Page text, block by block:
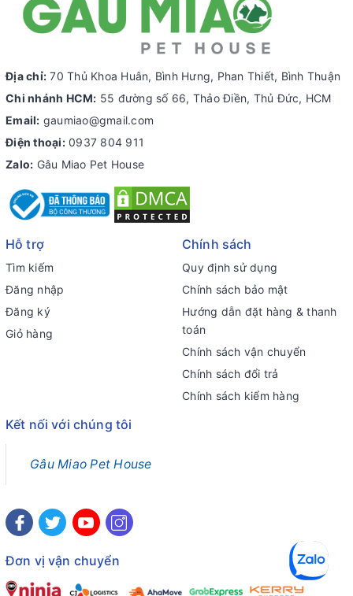
Địa chỉ: 70 Thủ Khoa Huân, Bình Hưng, Phan Thiết, Bình Thuận
Chi nhánh HCM: 55 đường số 66, Thảo Điền, Thủ Đức, HCM
Email: gaumiao@gmail.com
Điện thoại: 0937 804 911
Zalo: Gâu Miao Pet House
Hỗ trợ
Tìm kiếm
Đăng nhập
Đăng ký
Giỏ hàng
Chính sách
Quy định sử dụng
Chính sách bảo mật
Hướng dẫn đặt hàng & thanh
toán
Chính sách vận chuyển
Chính sách đổi trả
Chính sách kiểm hàng
Kết nối với chúng tôi
Gâu Miao Pet House
Đơn vị vận chuyển